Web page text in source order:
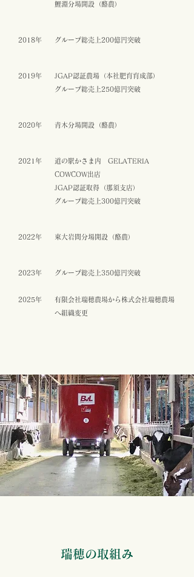
鯉淵分場開設（酪農）
2018年 グループ総売上200億円突破
2019年
JGAP認証農場（本社肥育育成部）
グループ総売上250億円突破
2020年 ​青木分場開設（酪農）
2021年
道の駅かさま内 GELATERIA
COWCOW出店
JGAP認証取得（那須支店）
グループ総売上300億円突破
2022年 ​東大岩間分場開設（酪農）
2023年 グループ総売上350億円突破
2025年
​有限会社瑞穂農場から株式会社瑞穂農場
へ組織変更
瑞穂の取組み